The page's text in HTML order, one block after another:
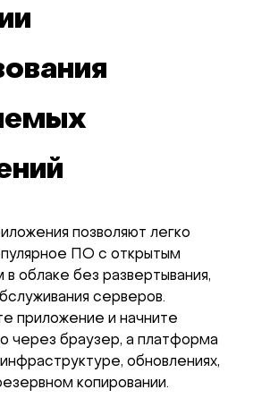
позволяют легко
ПО с открытым
облаке без развертывания,
серверов.
приложение и начните
через браузер, а платформа
обновлениях,
копировании.